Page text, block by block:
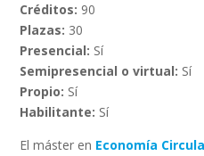
Créditos: 90
Plazas: 30
Presencial: Sí
Semipresencial o virtual: Sí
Propio: Sí
Habilitante: Sí
El máster en Economía